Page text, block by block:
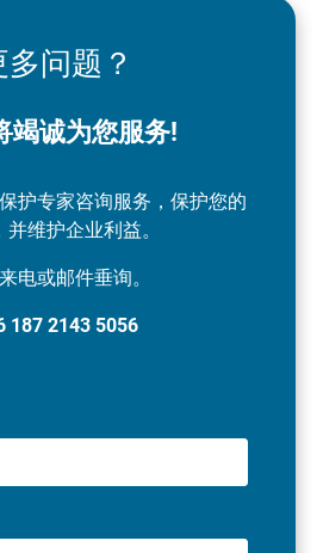
多问题？
竭诚为您服务!
护专家咨询服务，保护您的
并维护企业利益。
电或邮件垂询。
187 2143 5056